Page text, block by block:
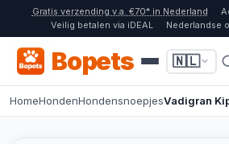
Gratis verzending v.a. €70* in Nederland
Veilig betalen via iDEAL
Nederlandse
Bopets 🇳🇱
HomeHondenHondensnoepjesVadigran